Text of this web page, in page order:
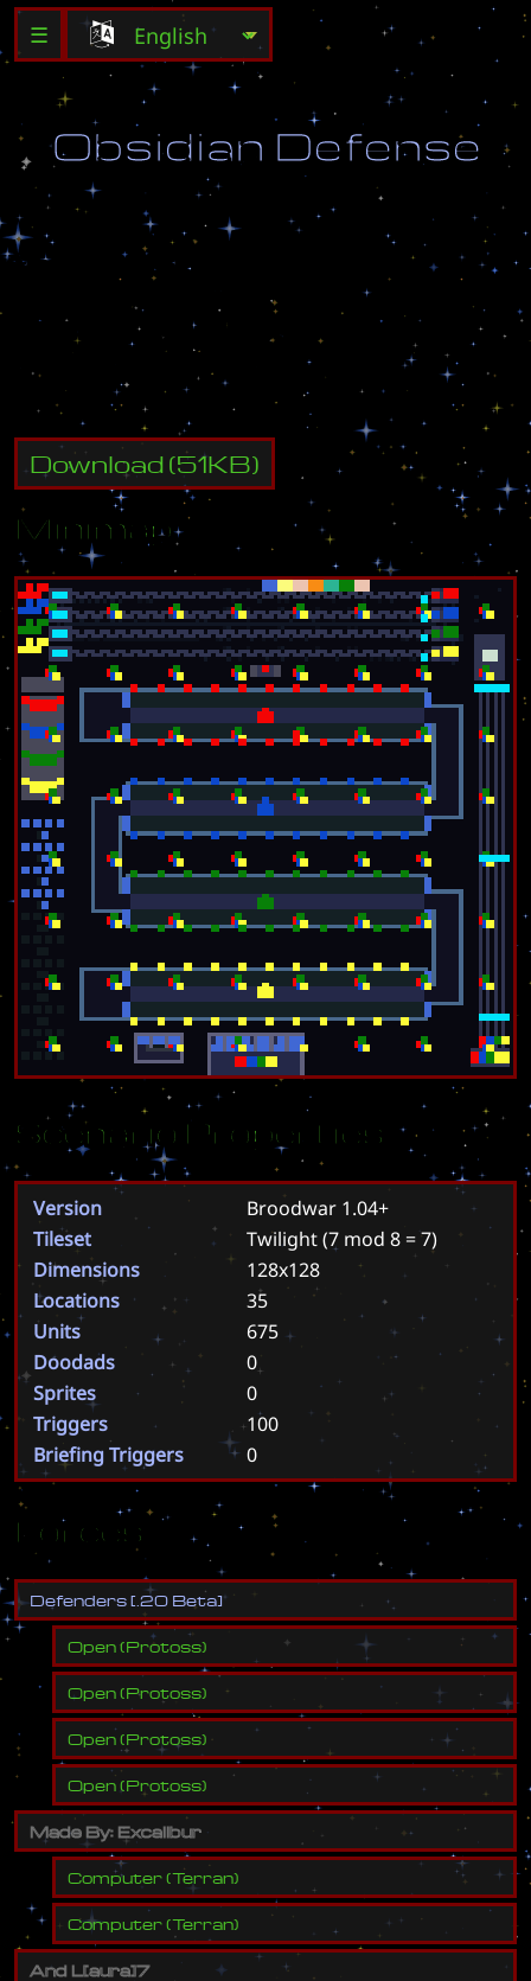
☰
Obsidian Defense
V er . 20 B
r
p e u a e o e
e p r
Download(51KB)
Minimap
Scenario Properties
Version
Broodwar 1.04+
Tileset
Twilight(7 mod 8 = 7)
Dimensions
128x128
Locations
35
Units
675
Doodads
0
Sprites
0
Triggers
100
Briefing Triggers
0
Forces
Defenders[20 Beta]
Open(Protoss)
Open(Protoss)
Open(Protoss)
Open(Protoss)
Made By: Excalibur
Computer(Terran)
Computer(Terran)
And L[aura]7